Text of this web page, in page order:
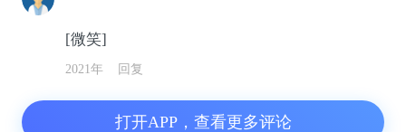
[微笑]
2021年 回复
打开APP，查看更多评论